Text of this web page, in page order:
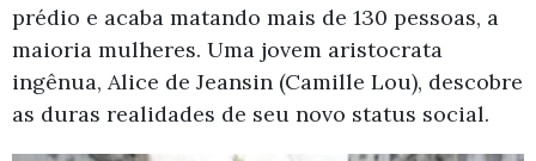
prédio e acaba matando mais de 130 pessoas, a
maioria mulheres. Uma jovem aristocrata
ingênua, Alice de Jeansin (Camille Lou), descobre
as duras realidades de seu novo status social.